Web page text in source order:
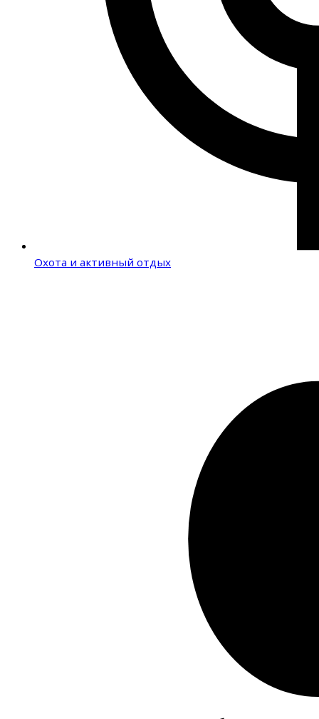
Охота и активный отдых